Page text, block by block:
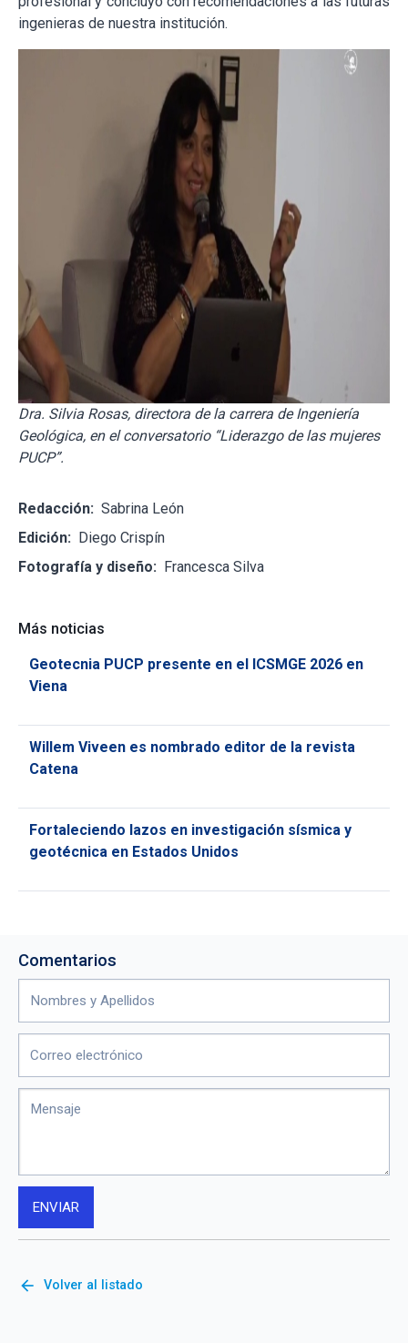
ingenieras de nuestra institución.
Dra. Silvia Rosas, directora de la carrera de Ingeniería
Geológica, en el conversatorio “Liderazgo de las mujeres
PUCP”.
Redacción: Sabrina León
Edición: Diego Crispín
Fotografía y diseño: Francesca Silva
Más noticias
Geotecnia PUCP presente en el ICSMGE 2026 en
Viena
Willem Viveen es nombrado editor de la revista
Catena
Fortaleciendo lazos en investigación sísmica y
geotécnica en Estados Unidos
Comentarios
arrow_back Volver al listado